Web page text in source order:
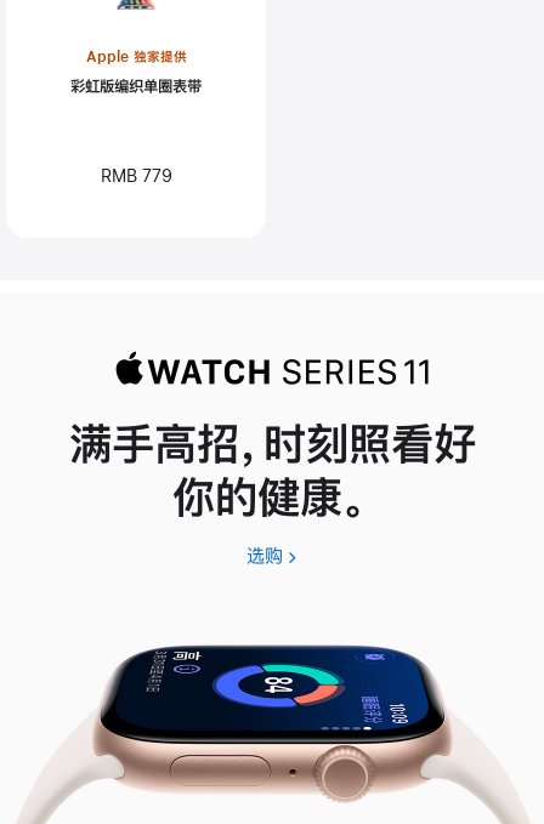
Apple 独家提供
彩虹版编织单圈表带
RMB 779
满手高招，时刻照看好
你的健康。
选购 Apple
11